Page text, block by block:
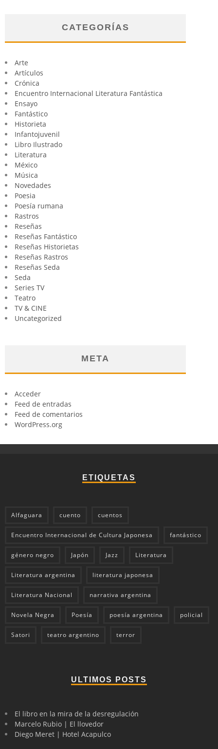
CATEGORÍAS
Arte
Artículos
Crónica
Encuentro Internacional Literatura Fantástica
Ensayo
Fantástico
Historieta
Infantojuvenil
Libro Ilustrado
Literatura
México
Música
Novedades
Poesia
Poesía rumana
Rastros
Reseñas
Reseñas Fantástico
Reseñas Historietas
Reseñas Rastros
Reseñas Seda
Seda
Series TV
Teatro
TV & CINE
Uncategorized
META
Acceder
Feed de entradas
Feed de comentarios
WordPress.org
ETIQUETAS
Alfaguara cuento cuentos
Encuentro Internacional de Cultura Japonesa fantástico
género negro Japón Jazz Literatura
Literatura argentina literatura japonesa
Literatura Nacional narrativa argentina
Novela Negra Poesía poesía argentina policial
Satori teatro argentino terror
ULTIMOS POSTS
El libro en la mira de la desregulación
Marcelo Rubio | El llovedor
Diego Meret | Hotel Acapulco